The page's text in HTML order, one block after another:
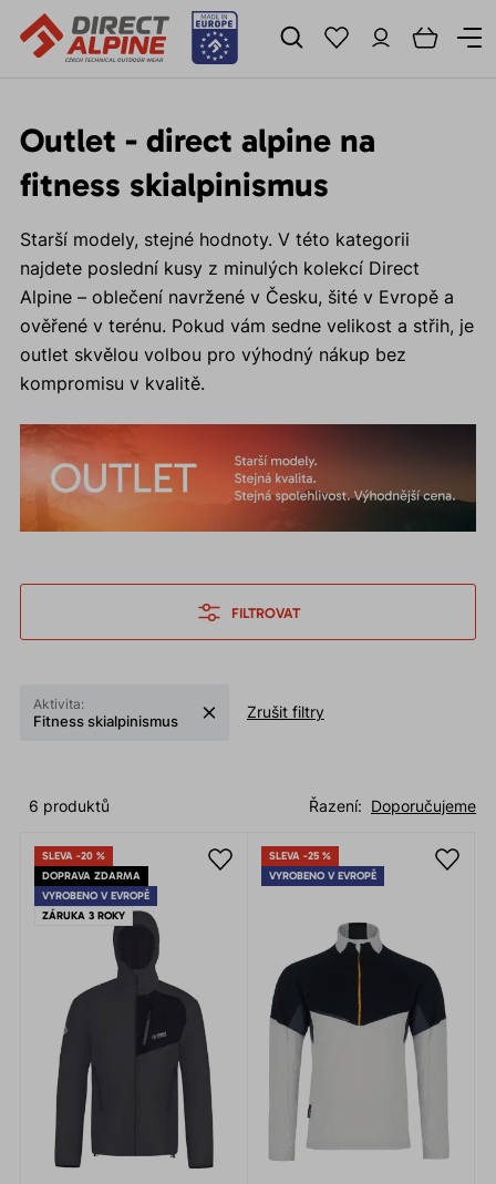
Outlet - direct alpine na
fitness skialpinismus
Starší modely, stejné hodnoty. V této kategorii
najdete poslední kusy z minulých kolekcí Direct
Alpine – oblečení navržené v Česku, šité v Evropě a
ověřené v terénu. Pokud vám sedne velikost a střih, je
outlet skvělou volbou pro výhodný nákup bez
kompromisu v kvalitě.
FILTROVAT
Aktivita:
Fitness skialpinismus Zrušit filtry
Doporučujeme
Řazení:
6 produktů
SLEVA -20 %
DOPRAVA ZDARMA
VYROBENO V EVROPĚ
ZÁRUKA 3 ROKY
SLEVA -25 %
VYROBENO V EVROPĚ